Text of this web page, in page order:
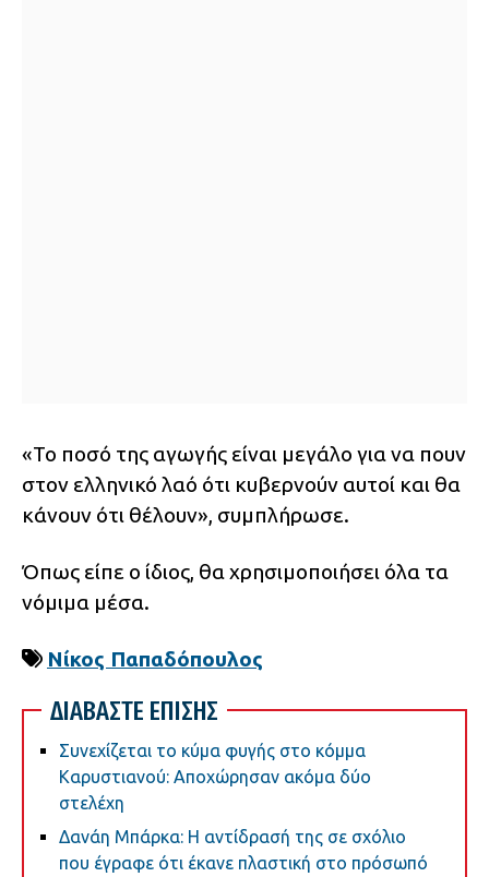
«Το ποσό της αγωγής είναι μεγάλο για να πουν
στον ελληνικό λαό ότι κυβερνούν αυτοί και θα
κάνουν ότι θέλουν», συμπλήρωσε.
Όπως είπε ο ίδιος, θα χρησιμοποιήσει όλα τα
νόμιμα μέσα.
Νίκος Παπαδόπουλος
ΔΙΑΒΑΣΤΕ ΕΠΙΣΗΣ
Συνεχίζεται το κύμα φυγής στο κόμμα
Καρυστιανού: Αποχώρησαν ακόμα δύο
στελέχη
Δανάη Μπάρκα: Η αντίδρασή της σε σχόλιο
που έγραφε ότι έκανε πλαστική στο πρόσωπό